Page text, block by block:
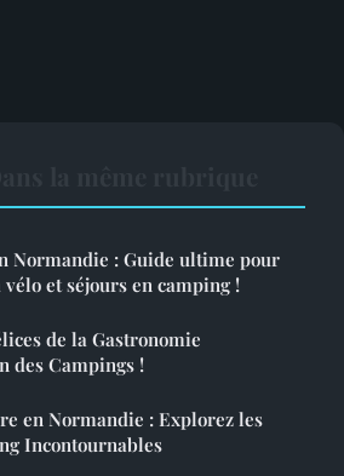
Normandie : Guide ultime pour
vélo et séjours en camping !
de la Gastronomie
des Campings !
en Normandie : Explorez les
Incontournables